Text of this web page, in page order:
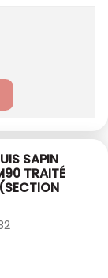
SAPIN
TRAITÉ
(SECTION